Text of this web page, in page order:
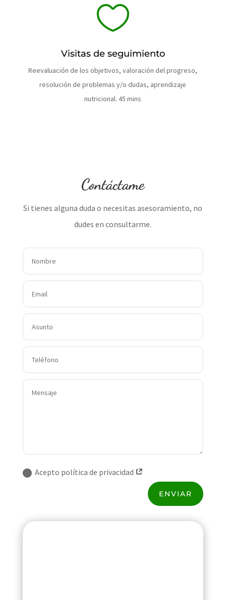

Visitas de seguimiento
Reevaluación de los objetivos, valoración del progreso,
resolución de problemas y/o dudas, aprendizaje
nutricional. 45 mins
Contáctame
Si tienes alguna duda o necesitas asesoramiento, no
dudes en consultarme.
Acepto política de privacidad
ENVIAR